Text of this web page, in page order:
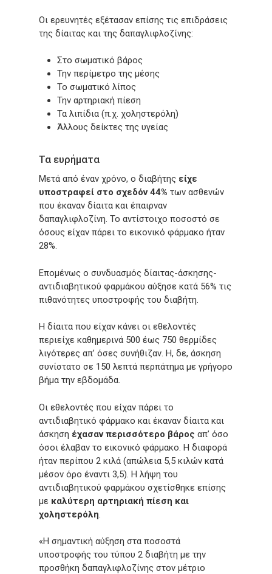
Οι ερευνητές εξέτασαν επίσης τις επιδράσεις
της δίαιτας και της δαπαγλιφλοζίνης:
Στο σωματικό βάρος
Την περίμετρο της μέσης
Το σωματικό λίπος
Την αρτηριακή πίεση
Τα λιπίδια (π.χ. χοληστερόλη)
Άλλους δείκτες της υγείας
Τα ευρήματα
Μετά από έναν χρόνο, ο διαβήτης είχε
υποστραφεί στο σχεδόν 44% των ασθενών
που έκαναν δίαιτα και έπαιρναν
δαπαγλιφλοζίνη. Το αντίστοιχο ποσοστό σε
όσους είχαν πάρει το εικονικό φάρμακο ήταν
28%.
Επομένως ο συνδυασμός δίαιτας-άσκησης-
αντιδιαβητικού φαρμάκου αύξησε κατά 56% τις
πιθανότητες υποστροφής του διαβήτη.
Η δίαιτα που είχαν κάνει οι εθελοντές
περιείχε καθημερινά 500 έως 750 θερμίδες
λιγότερες απ’ όσες συνήθιζαν. Η, δε, άσκηση
συνίστατο σε 150 λεπτά περπάτημα με γρήγορο
βήμα την εβδομάδα.
Οι εθελοντές που είχαν πάρει το
αντιδιαβητικό φάρμακο και έκαναν δίαιτα και
άσκηση έχασαν περισσότερο βάρος απ’ όσο
όσοι έλαβαν το εικονικό φάρμακο. Η διαφορά
ήταν περίπου 2 κιλά (απώλεια 5,5 κιλών κατά
μέσον όρο έναντι 3,5). Η λήψη του
αντιδιαβητικού φαρμάκου σχετίσθηκε επίσης
με καλύτερη αρτηριακή πίεση και
χοληστερόλη
«Η σημαντική αύξηση στα ποσοστά
υποστροφής του τύπου 2 διαβήτη με την
προσθήκη δαπαγλιφλοζίνης στον μέτριο